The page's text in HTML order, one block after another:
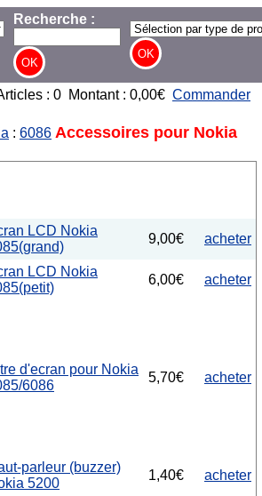
Recherche :
: 0 Montant : 0,00€ Commander
: 6086 Accessoires pour Nokia
LCD Nokia
9,00€ acheter
LCD Nokia
6,00€ acheter
d'ecran pour Nokia
6086
5,70€ acheter
parleur (buzzer)
5200
1,40€ acheter